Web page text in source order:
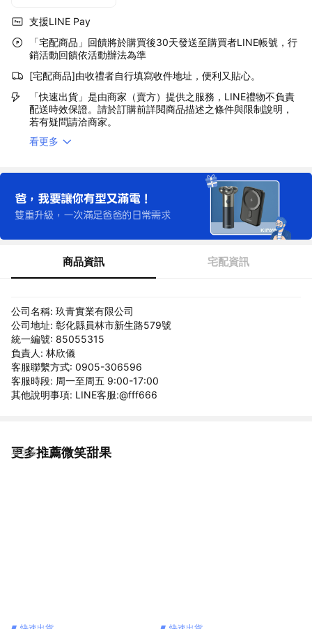
支援LINE Pay
「宅配商品」回饋將於購買後30天發送至購買者LINE帳號，行
銷活動回饋依活動辦法為準
[宅配商品]由收禮者自行填寫收件地址，便利又貼心。
「快速出貨」是由商家（賣方）提供之服務，LINE禮物不負責
配送時效保證。請於訂購前詳閱商品描述之條件與限制說明，
若有疑問請洽商家。
看更多
商品資訊 宅配資訊
公司名稱: 玖青實業有限公司
公司地址: 彰化縣員林市新生路579號
統一編號: 85055315
負責人: 林欣儀
客服聯繫方式: 0905-306596
客服時段: 周一至周五 9:00-17:00
其他說明事項: LINE客服:@fff666
更多推薦微笑甜果
看更多